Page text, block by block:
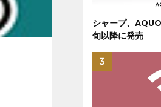
シャープ、
旬以降に発売